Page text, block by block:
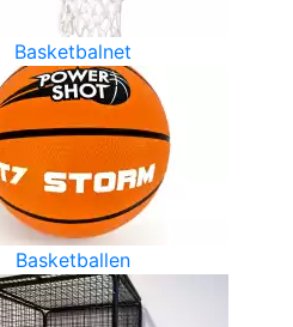
Basketbalnet
Basketballen